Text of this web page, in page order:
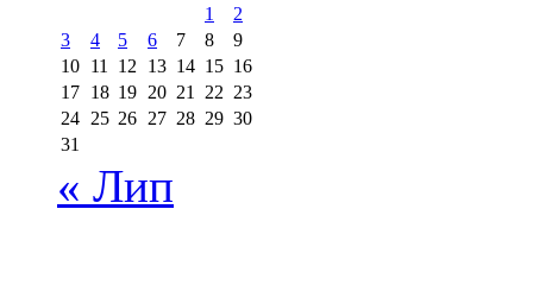
1
2
3
4 5 6 7 8
9
10 11 12 13 14 15 16
17 18 19 20 21 22 23
24 25 26 27 28 29 30
31
« Лип